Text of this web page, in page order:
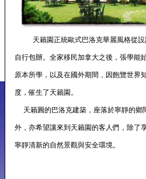
天籟園正統歐式巴洛克華麗風格從
自行包辦。全家移民加拿大之後，張學能
原本所學，以及在國外期間，因飽覽世界
度，催生了天籟園。
天籟圓的巴洛克建築，座落於寧靜的鄉
外，亦希望讓來到天籟園的客人們，除了
寧靜清新的自然景觀與安全環境。